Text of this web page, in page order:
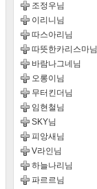
조정우님
이리니님
따스아리님
따뜻한카리스마님
바람나그네님
오롱이님
무터킨더님
임현철님
SKY님
피앙새님
V라인님
하늘나리님
파르르님